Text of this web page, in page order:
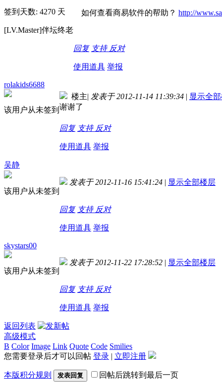
签到天数: 4270 天
[LV.Master]伴坛终老
如何查看商易软件的帮助？ http://
回复 支持 反对
使用道具 举报
rolakids6688
该用户从未签到
楼主| 发表于 2012-11-14 11:39:34 | 显示全
谢谢了
回复 支持 反对
使用道具 举报
吴静
该用户从未签到
发表于 2012-11-16 15:41:24 | 显示全部楼层
回复 支持 反对
使用道具 举报
skystars00
该用户从未签到
发表于 2012-11-22 17:28:52 | 显示全部楼层
回复 支持 反对
使用道具 举报
返回列表
高级模式
B Color Image Link Quote Code Smilies
您需要登录后才可以回帖 登录 | 立即注册
本版积分规则 发表回复 回帖后跳转到最后一页